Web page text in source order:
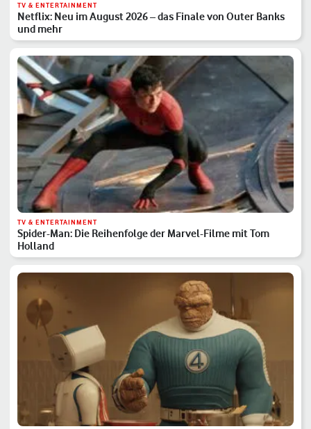
TV & ENTERTAINMENT
Netflix: Neu im August 2026 – das Finale von Outer Banks
und mehr
TV & ENTERTAINMENT
Spider-Man: Die Reihenfolge der Marvel-Filme mit Tom
Holland